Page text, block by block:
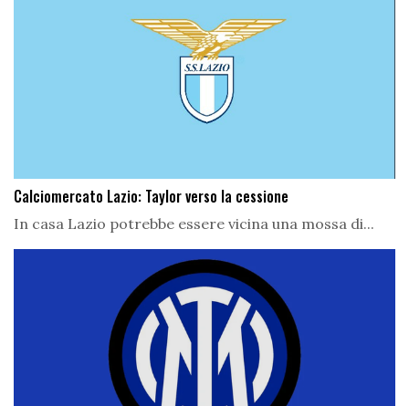
Calciomercato Lazio: Taylor verso la cessione
In casa Lazio potrebbe essere vicina una mossa di...